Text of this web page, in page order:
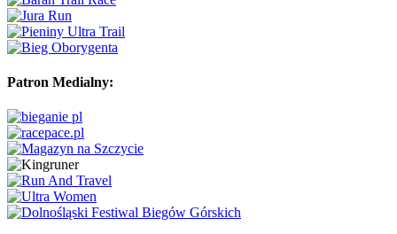
Patron Medialny: